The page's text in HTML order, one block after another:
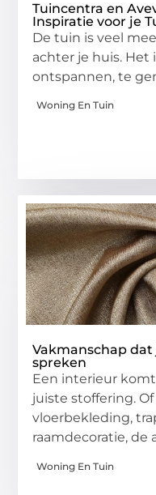
Tuincentra en
Inspiratie voor je
De tuin is veel
achter je huis. Het
ontspannen, te
Woning En Tuin
Vakmanschap
spreken
Een interieur
juiste stoffering.
vloerbekleding,
raamdecoratie, de
Woning En Tuin